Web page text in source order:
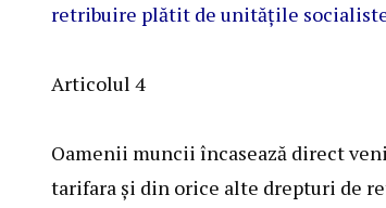
retribuire plătit de unităţile
Articolul 4
Oamenii muncii încasează direct
tarifara şi din orice alte drepturi de